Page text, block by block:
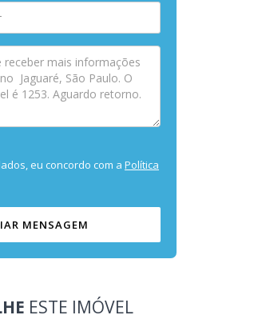
eu concordo com a Política
MENSAGEM
ESTE IMÓVEL